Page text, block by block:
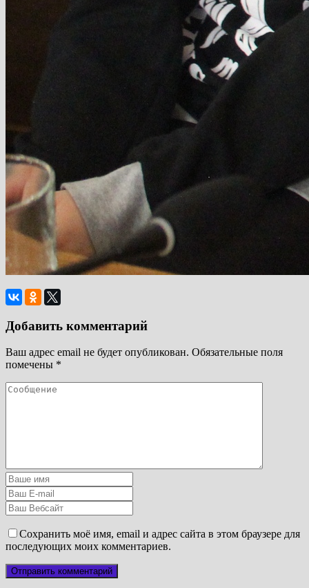
Добавить комментарий
Ваш адрес email не будет опубликован. Обязательные поля
помечены *
Сохранить моё имя, email и адрес сайта в этом браузере для
последующих моих комментариев.